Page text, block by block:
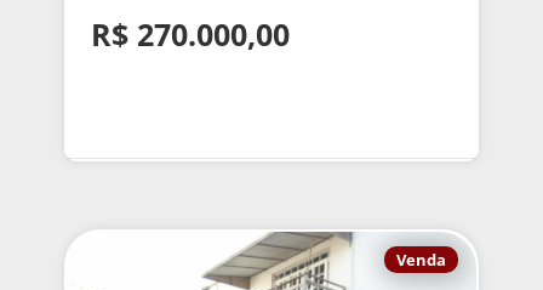
R$ 270.000,00
Venda